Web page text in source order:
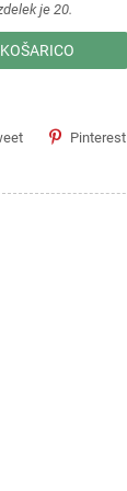
je 20.
Pinterest